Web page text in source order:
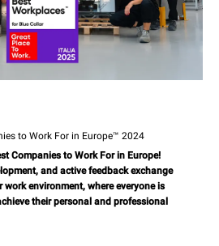
to Work For in Europe™ 2024
Companies to Work For in Europe!
and active feedback exchange
environment, where everyone is
their personal and professional